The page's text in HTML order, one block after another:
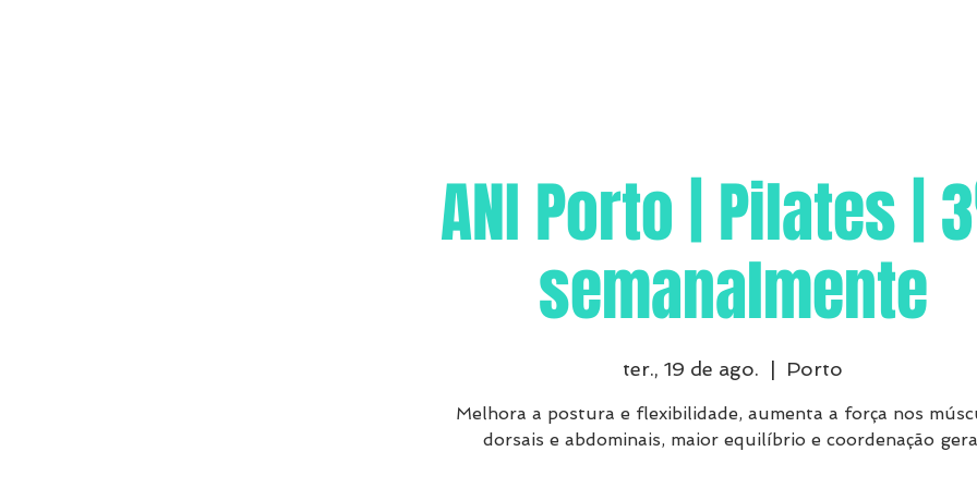
ANI Porto | Pilates |
semanalmente
ter., 19 de ago. Porto
Melhora a postura e flexibilidade, aumenta a força nos
dorsais e abdominais, maior equilíbrio e coordenação